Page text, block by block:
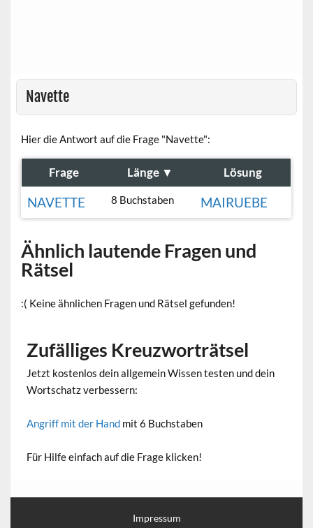
Navette
Hier die Antwort auf die Frage "Navette":
Frage Länge ▼ Lösung
NAVETTE 8 Buchstaben MAIRUEBE
Ähnlich lautende Fragen und
Rätsel
:( Keine ähnlichen Fragen und Rätsel gefunden!
Zufälliges Kreuzworträtsel
Jetzt kostenlos dein allgemein Wissen testen und dein
Wortschatz verbessern:
Angriff mit der Hand mit 6 Buchstaben
Für Hilfe einfach auf die Frage klicken!
Impressum